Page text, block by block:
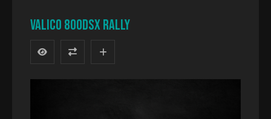
VALICO 800DSX RALLY